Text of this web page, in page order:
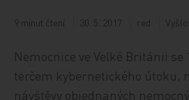
9 minut čtení 30. 5. 2017 red
Nemocnice ve Velké Británii se
terčem kybernetického útoku,
návštěvy objednaných